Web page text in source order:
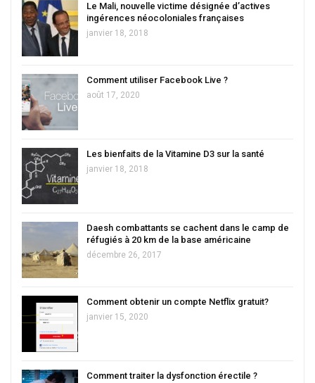
Le Mali, nouvelle victime désignée d’actives
ingérences néocoloniales françaises
janvier 18, 2018
Comment utiliser Facebook Live ?
août 17, 2020
Les bienfaits de la Vitamine D3 sur la santé
janvier 18, 2018
Daesh combattants se cachent dans le camp de
réfugiés à 20 km de la base américaine
décembre 26, 2017
Comment obtenir un compte Netflix gratuit?
janvier 15, 2020
Comment traiter la dysfonction érectile ?